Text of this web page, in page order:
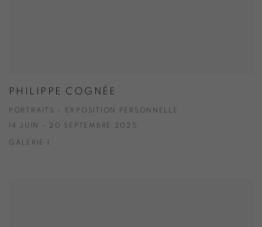
PHILIPPE COGNÉE
PORTRAITS - EXPOSITION PERSONNELLE
14 JUIN - 20 SEPTEMBRE 2025
GALERIE 1